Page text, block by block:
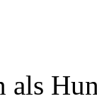
als